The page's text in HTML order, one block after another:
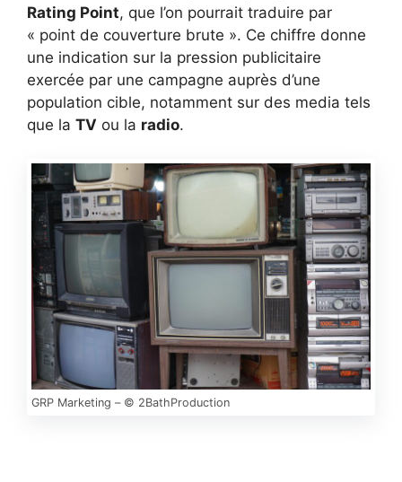
Rating Point, que l’on pourrait traduire par
« point de couverture brute ». Ce chiffre donne
une indication sur la pression publicitaire
exercée par une campagne auprès d’une
population cible, notamment sur des media tels
que la TV ou la radio.
GRP Marketing – © 2BathProduction